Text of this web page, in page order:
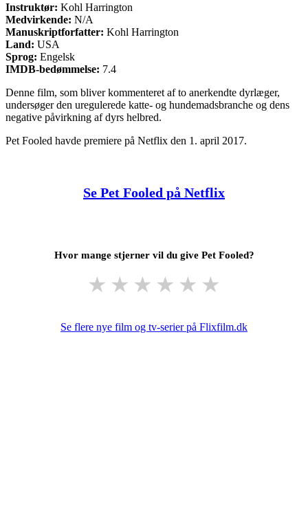
Instruktør: Kohl Harrington
Medvirkende: N/A
Manuskriptforfatter: Kohl Harrington
Land: USA
Sprog: Engelsk
IMDB-bedømmelse: 7.4
Denne film, som bliver kommenteret af to anerkendte dyrlæger,
undersøger den uregulerede katte- og hundemadsbranche og dens
negative påvirkning af dyrs helbred.
Pet Fooled havde premiere på Netflix den 1. april 2017.
Se Pet Fooled på Netflix
Hvor mange stjerner vil du give Pet Fooled?
★ ★ ★ ★ ★ ★
Se flere nye film og tv-serier på Flixfilm.dk